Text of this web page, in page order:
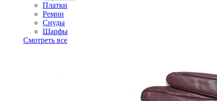
Платки
Ремни
Снуды
Шарфы
Смотреть все